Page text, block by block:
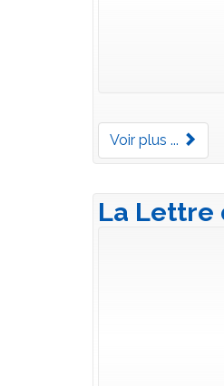
Voir plus ...
La Lettre